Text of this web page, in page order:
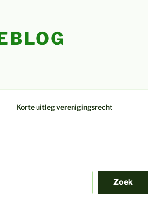
Korte uitleg verenigingsrecht
Zoek